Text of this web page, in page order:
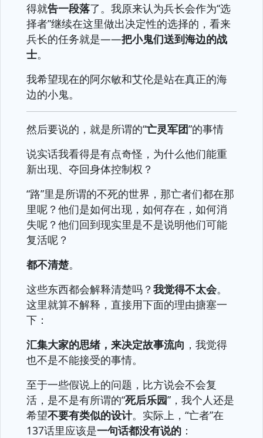
得就告一段落了。我原来认为兵长会作为“选
择者”继续在这里做出决定性的选择的，看来
兵长的任务就是——把小鬼们送到海边的战
士。
我希望现在的阿尔敏和艾伦是站在真正的海
边的小鬼。
然后要说的，就是所谓的“亡灵军团”的事情
说实话我看得是有点奇怪，为什么他们能重
新出现、夺回身体控制权？
“路”里是所谓的不死的世界，那亡者们都在那
里呢？他们是如何出现，如何存在，如何消
失呢？他们回到现实里是不是说明他们可能
复活呢？
都不清楚。
这些东西都会解释清楚吗？ 我觉得不太会。
这里就算不解释，直接用下面的理由搪塞一
下：
汇集大家的思绪，来决定故事流向 ，我觉得
也不是不能接受的事情。
至于一些假说上的问题，比方说会不会复
活，是不是有所谓的“死后乐园”，我个人还是
希望不要有类似的设计。实际上，“亡者”在
137话里应该是一句话都没有说的 ：